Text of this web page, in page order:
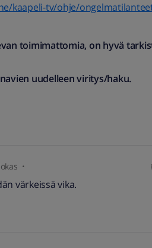
kaapeli-tv/ohje/
toimimattomia, on hyvä
uudelleen viritys/haku.
värkeissä vika.